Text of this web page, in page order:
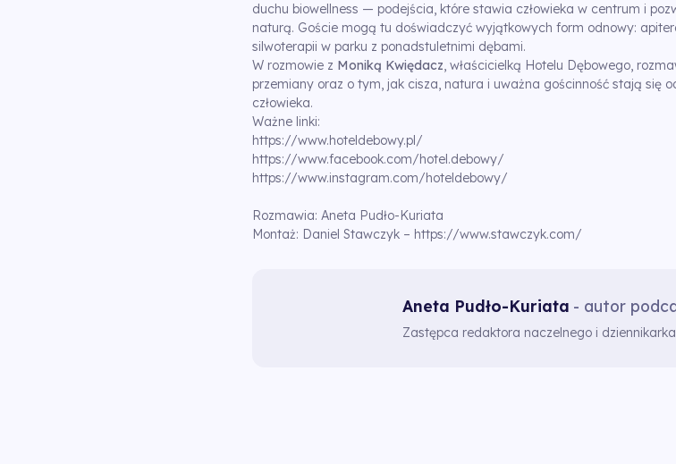
duchu biowellness — podejścia, które stawia człowieka w centrum i
naturą. Goście mogą tu doświadczyć wyjątkowych form odnowy:
silwoterapii w parku z ponadstuletnimi dębami.
W rozmowie z Moniką Kwiędacz, właścicielką Hotelu Dębowego,
przemiany oraz o tym, jak cisza, natura i uważna gościnność stają się
człowieka.
Ważne linki:
https://www.hoteldebowy.pl/
https://www.facebook.com/hotel.debowy/
https://www.instagram.com/hoteldebowy/
Rozmawia: Aneta Pudło-Kuriata
Montaż: Daniel Stawczyk – https://www.stawczyk.com/
Aneta Pudło-Kuriata - autor
Zastępca redaktora naczelnego i